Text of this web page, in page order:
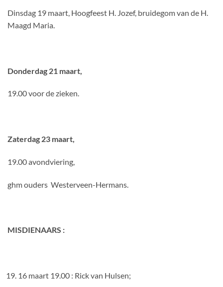
Dinsdag 19 maart, Hoogfeest H. Jozef, bruidegom van de H.
Maagd Maria.
Donderdag 21 maart,
19.00 voor de zieken.
Zaterdag 23 maart,
19.00 avondviering,
ghm ouders Westerveen-Hermans.
MISDIENAARS :
16 maart 19.00 : Rick van Hulsen;